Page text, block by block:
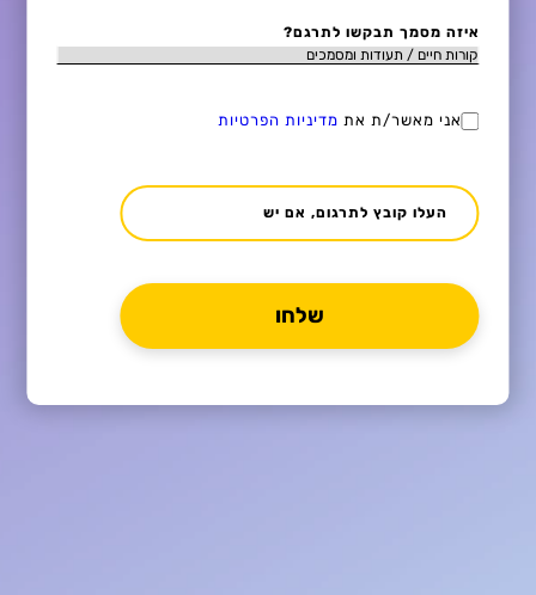
איזה מסמך תבקשו לתרגם?
אני מאשר/ת את מדיניות הפרטיות
העלו קובץ לתרגום, אם יש